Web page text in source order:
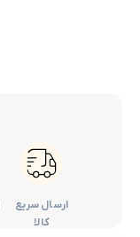
ارسال سریع
کالا